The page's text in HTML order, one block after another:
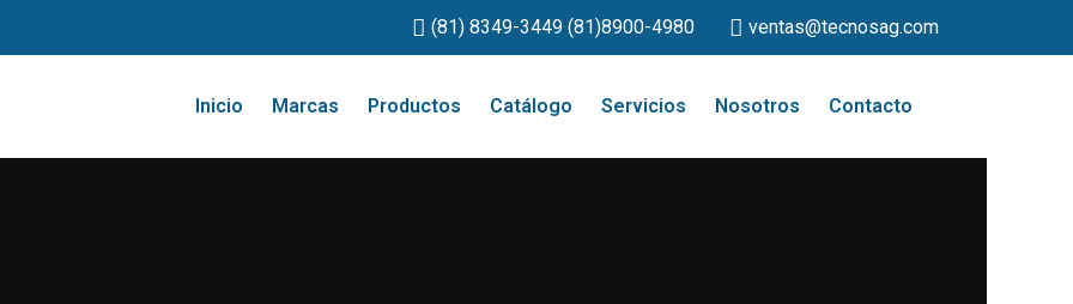
(81) 8349-3449 (81)8900-4980 ventas@tecnosag.com
Inicio Marcas Productos Catálogo Servicios Nosotros Contacto